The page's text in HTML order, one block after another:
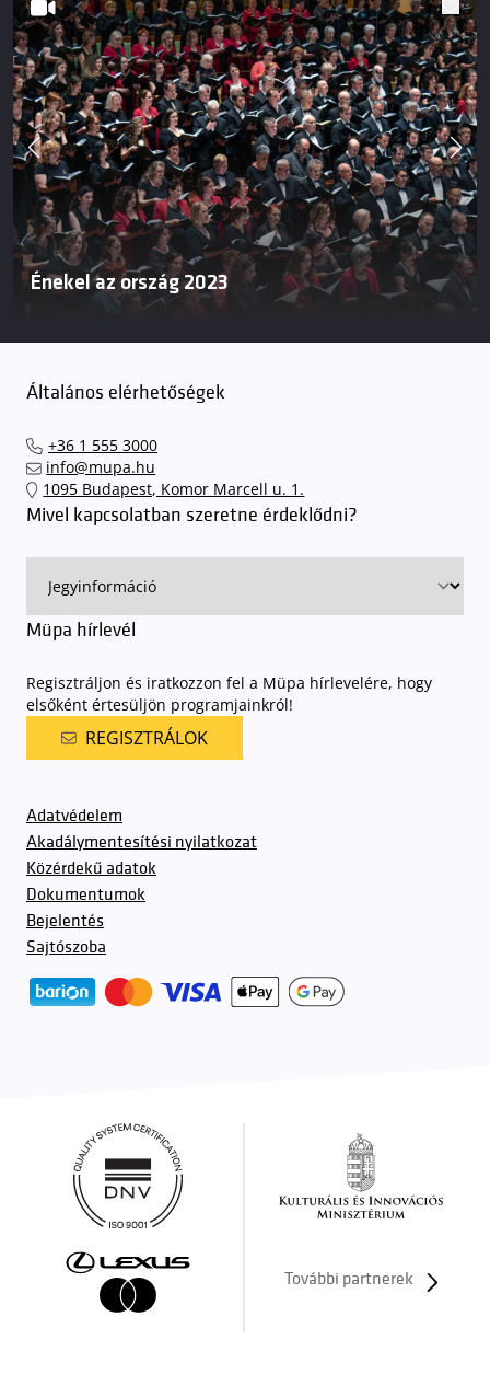
Énekel az ország 2023
Általános elérhetőségek
+36 1 555 3000
info@mupa.hu
1095 Budapest, Komor Marcell u. 1.
Mivel kapcsolatban szeretne érdeklődni?
Müpa hírlevél
Regisztráljon és iratkozzon fel a Müpa hírlevelére, hogy
elsőként értesüljön programjainkról!
REGISZTRÁLOK
Adatvédelem
Akadálymentesítési nyilatkozat
Közérdekű adatok
Dokumentumok
Bejelentés
Sajtószoba
További partnerek